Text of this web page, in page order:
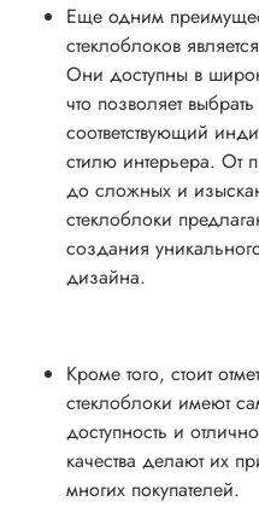
Еще одним
стеклоблоков
Они доступны в
что позволяет
соответствующий
стилю интерьера. От
до сложных и
стеклоблоки
создания
дизайна.
Кроме того, стоит
стеклоблоки имеют
доступность и
качества делают их
многих покупателей.